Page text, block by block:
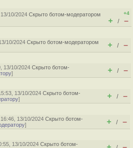
10/2024Скрыто ботом-модератором
+4
+ / –
10/2024Скрыто ботом-модератором
+ / –
13/10/2024Скрыто ботом-
] + / –
13/10/2024Скрыто ботом-
] + / –
13/10/2024Скрыто ботом-
] + / –
13/10/2024Скрыто ботом-